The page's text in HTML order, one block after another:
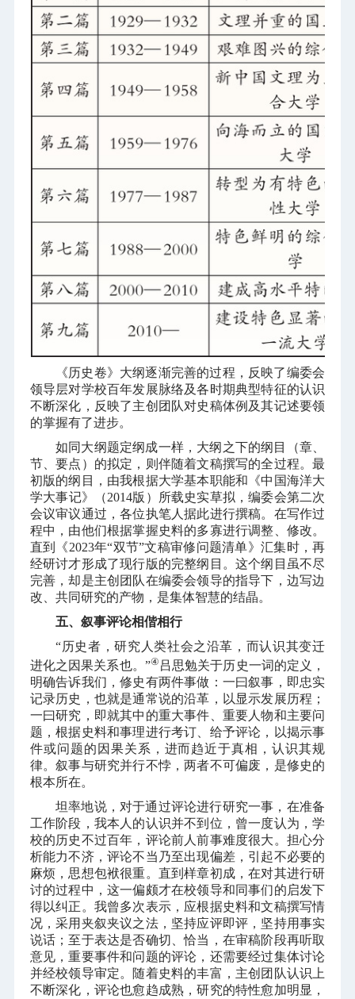
《历史卷》大纲逐渐完善的过程，反映了编委会
领导层对学校百年发展脉络及各时期典型特征的认识
不断深化，反映了主创团队对史稿体例及其记述要领
的掌握有了进步。
如同大纲题定纲成一样，大纲之下的纲目（章、
节、要点）的拟定，则伴随着文稿撰写的全过程。最
初版的纲目，由我根据大学基本职能和《中国海洋大
学大事记》（2014版）所载史实草拟，编委会第二次
会议审议通过，各位执笔人据此进行撰稿。在写作过
程中，由他们根据掌握史料的多寡进行调整、修改。
直到《2023年“双节”文稿审修问题清单》汇集时，再
经研讨才形成了现行版的完整纲目。这个纲目虽不尽
完善，却是主创团队在编委会领导的指导下，边写边
改、共同研究的产物，是集体智慧的结晶。
五、叙事评论相偕相行
“历史者，研究人类社会之沿革，而认识其变迁
进化之因果关系也。”④ 吕思勉关于历史一词的定义，
明确告诉我们，修史有两件事做：一曰叙事，即忠实
记录历史，也就是通常说的沿革，以显示发展历程；
一曰研究，即就其中的重大事件、重要人物和主要问
题，根据史料和事理进行考订、给予评论，以揭示事
件或问题的因果关系，进而趋近于真相，认识其规
律。叙事与研究并行不悖，两者不可偏废，是修史的
根本所在。
坦率地说，对于通过评论进行研究一事，在准备
工作阶段，我本人的认识并不到位，曾一度认为，学
校的历史不过百年，评论前人前事难度很大。担心分
析能力不济，评论不当乃至出现偏差，引起不必要的
麻烦，思想包袱很重。直到样章初成，在对其进行研
讨的过程中，这一偏颇才在校领导和同事们的启发下
得以纠正。我曾多次表示，应根据史料和文稿撰写情
况，采用夹叙夹议之法，坚持应评即评，坚持用事实
说话；至于表达是否确切、恰当，在审稿阶段再听取
意见，重要事件和问题的评论，还需要经过集体讨论
并经校领导审定。随着史料的丰富，主创团队认识上
不断深化，评论也愈趋成熟，研究的特性愈加明显，